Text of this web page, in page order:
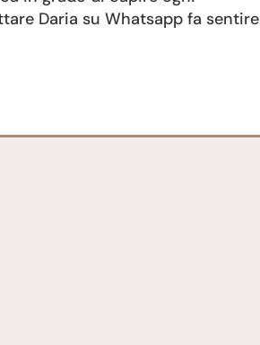
Daria su Whatsapp fa sentire